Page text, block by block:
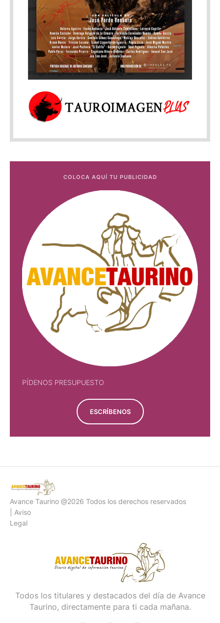
COLOCA AQUÍ TU PUBLICIDAD
PÍDENOS PRESUPUESTO
ESCRÍBENOS
Avance Taurino @2026 Todos los derechos reservados
| Aviso
Legal
Todos los titulares y destacados del día de Avance
Taurino, directamente para ti cada mañana.